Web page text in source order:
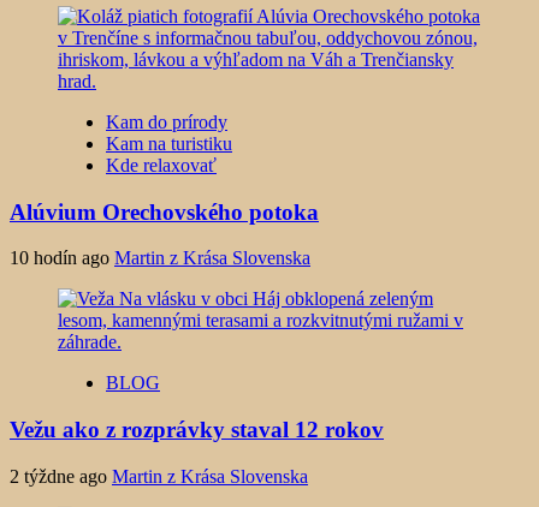
Kam do prírody
Kam na turistiku
Kde relaxovať
Alúvium Orechovského potoka
10 hodín ago Martin z Krása Slovenska
BLOG
Vežu ako z rozprávky staval 12 rokov
2 týždne ago Martin z Krása Slovenska